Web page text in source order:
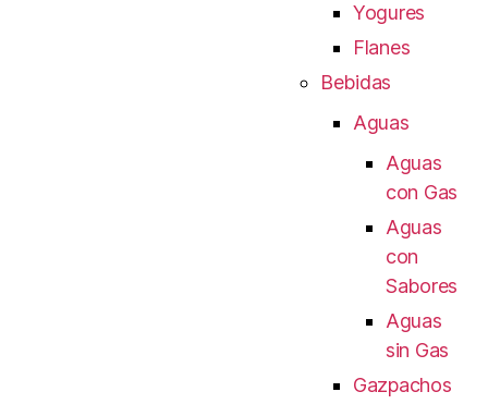
Yogures
Flanes
Bebidas
Aguas
Aguas
con Gas
Aguas
con
Sabores
Aguas
sin Gas
Gazpachos